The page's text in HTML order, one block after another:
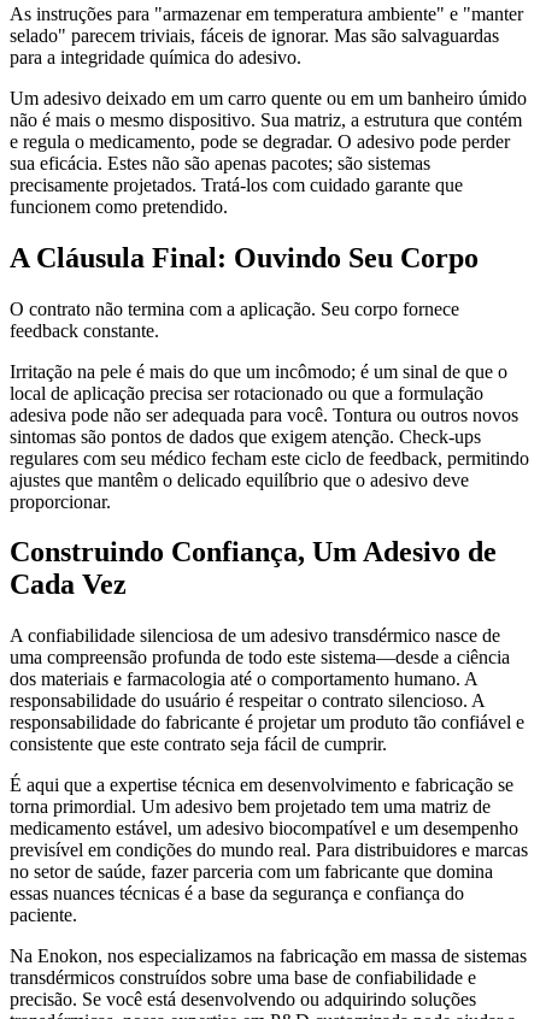
As instruções para "armazenar em temperatura ambiente" e "manter
selado" parecem triviais, fáceis de ignorar. Mas são salvaguardas
para a integridade química do adesivo.
Um adesivo deixado em um carro quente ou em um banheiro úmido
não é mais o mesmo dispositivo. Sua matriz, a estrutura que contém
e regula o medicamento, pode se degradar. O adesivo pode perder
sua eficácia. Estes não são apenas pacotes; são sistemas
precisamente projetados. Tratá-los com cuidado garante que
funcionem como pretendido.
A Cláusula Final: Ouvindo Seu Corpo
O contrato não termina com a aplicação. Seu corpo fornece
feedback constante.
Irritação na pele é mais do que um incômodo; é um sinal de que o
local de aplicação precisa ser rotacionado ou que a formulação
adesiva pode não ser adequada para você. Tontura ou outros novos
sintomas são pontos de dados que exigem atenção. Check-ups
regulares com seu médico fecham este ciclo de feedback, permitindo
ajustes que mantêm o delicado equilíbrio que o adesivo deve
proporcionar.
Construindo Confiança, Um Adesivo de
Cada Vez
A confiabilidade silenciosa de um adesivo transdérmico nasce de
uma compreensão profunda de todo este sistema—desde a ciência
dos materiais e farmacologia até o comportamento humano. A
responsabilidade do usuário é respeitar o contrato silencioso. A
responsabilidade do fabricante é projetar um produto tão confiável e
consistente que este contrato seja fácil de cumprir.
É aqui que a expertise técnica em desenvolvimento e fabricação se
torna primordial. Um adesivo bem projetado tem uma matriz de
medicamento estável, um adesivo biocompatível e um desempenho
previsível em condições do mundo real. Para distribuidores e marcas
no setor de saúde, fazer parceria com um fabricante que domina
essas nuances técnicas é a base da segurança e confiança do
paciente.
Na Enokon, nos especializamos na fabricação em massa de sistemas
transdérmicos construídos sobre uma base de confiabilidade e
precisão. Se você está desenvolvendo ou adquirindo soluções